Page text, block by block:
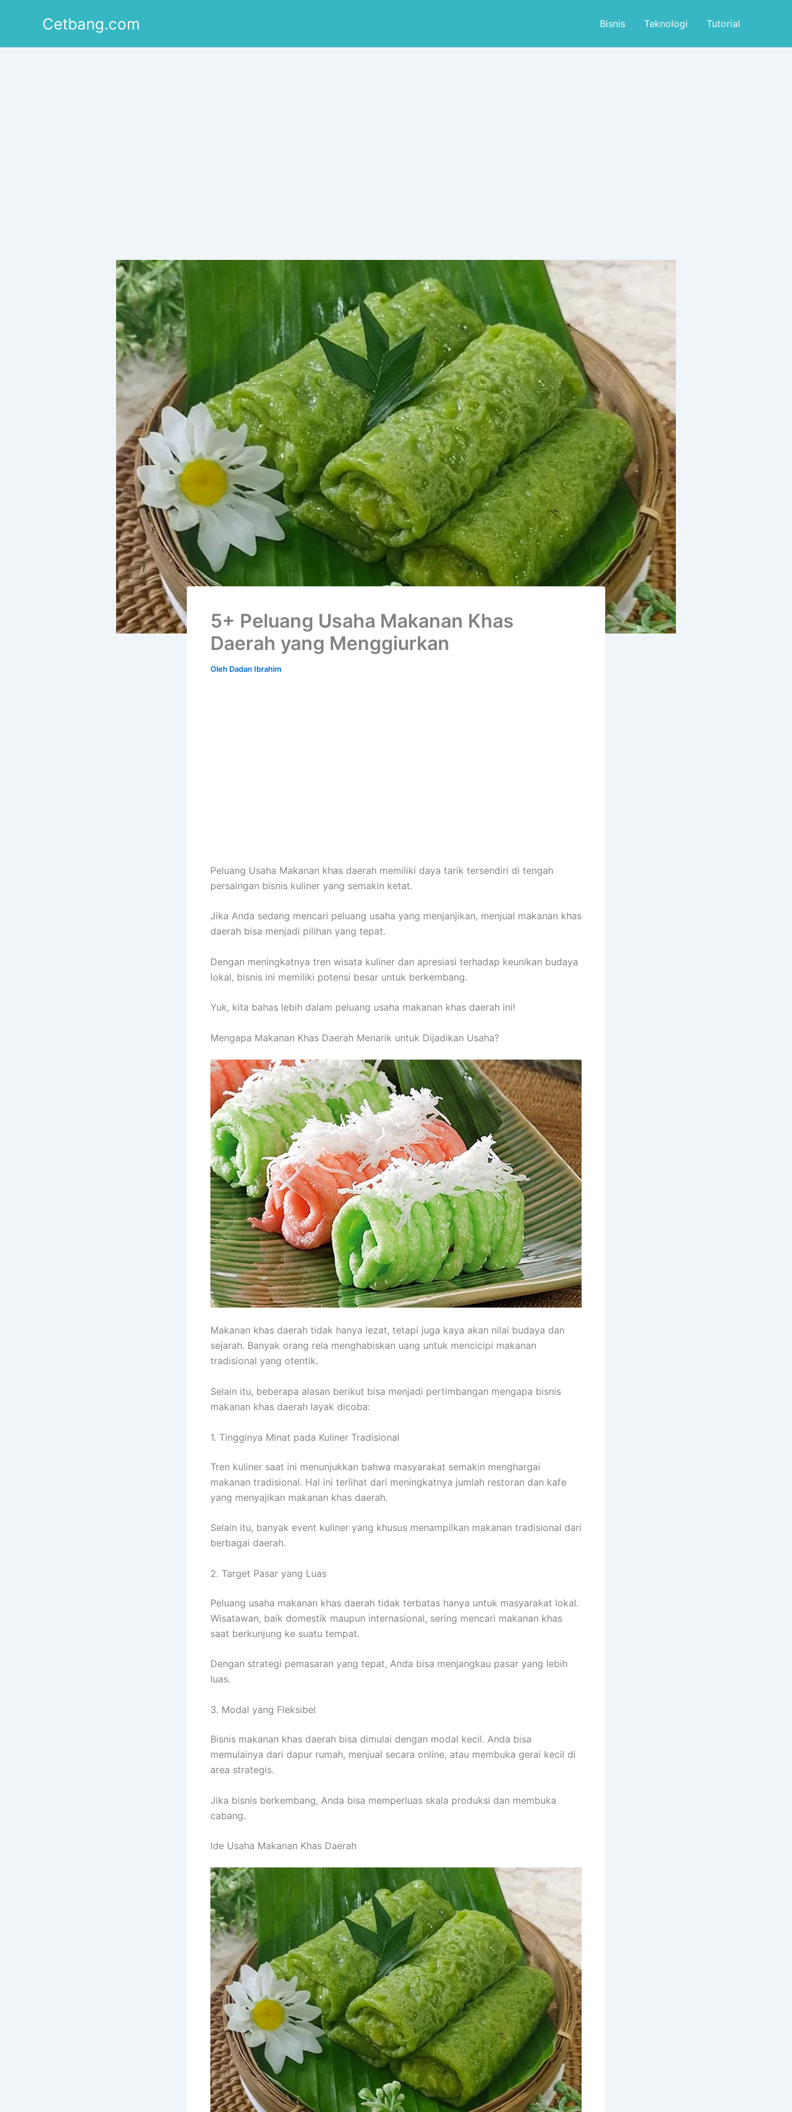
Cetbang.com Bisnis Teknologi Tutorial
5+ Peluang Usaha Makanan Khas
Daerah yang Menggiurkan
Oleh Dadan Ibrahim
Peluang Usaha Makanan khas daerah memiliki daya tarik tersendiri di tengah
persaingan bisnis kuliner yang semakin ketat.
Jika Anda sedang mencari peluang usaha yang menjanjikan, menjual makanan khas
daerah bisa menjadi pilihan yang tepat.
Dengan meningkatnya tren wisata kuliner dan apresiasi terhadap keunikan budaya
lokal, bisnis ini memiliki potensi besar untuk berkembang.
Yuk, kita bahas lebih dalam peluang usaha makanan khas daerah ini!
Mengapa Makanan Khas Daerah Menarik untuk Dijadikan Usaha?
Makanan khas daerah tidak hanya lezat, tetapi juga kaya akan nilai budaya dan
sejarah. Banyak orang rela menghabiskan uang untuk mencicipi makanan
tradisional yang otentik.
Selain itu, beberapa alasan berikut bisa menjadi pertimbangan mengapa bisnis
makanan khas daerah layak dicoba:
1. Tingginya Minat pada Kuliner Tradisional
Tren kuliner saat ini menunjukkan bahwa masyarakat semakin menghargai
makanan tradisional. Hal ini terlihat dari meningkatnya jumlah restoran dan kafe
yang menyajikan makanan khas daerah.
Selain itu, banyak event kuliner yang khusus menampilkan makanan tradisional dari
berbagai daerah.
2. Target Pasar yang Luas
Peluang usaha makanan khas daerah tidak terbatas hanya untuk masyarakat lokal.
Wisatawan, baik domestik maupun internasional, sering mencari makanan khas
saat berkunjung ke suatu tempat.
Dengan strategi pemasaran yang tepat, Anda bisa menjangkau pasar yang lebih
luas.
3. Modal yang Fleksibel
Bisnis makanan khas daerah bisa dimulai dengan modal kecil. Anda bisa
memulainya dari dapur rumah, menjual secara online, atau membuka gerai kecil di
area strategis.
Jika bisnis berkembang, Anda bisa memperluas skala produksi dan membuka
cabang.
Ide Usaha Makanan Khas Daerah